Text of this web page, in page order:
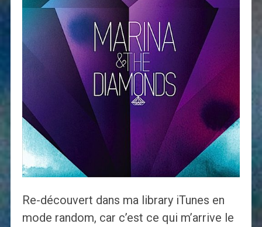
Re-découvert dans ma library iTunes en
mode random, car c’est ce qui m’arrive le